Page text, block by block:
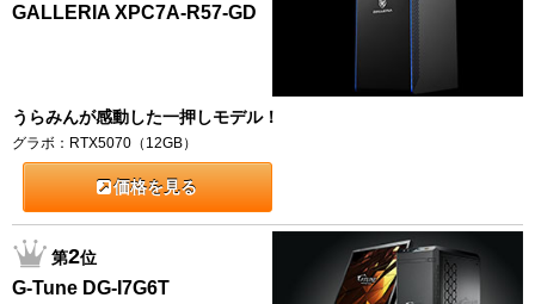
GALLERIA XPC7A-R57-GD
うらみんが感動した一押しモデル！
グラボ：RTX5070（12GB）
価格を見る
第2位
G-Tune DG-I7G6T